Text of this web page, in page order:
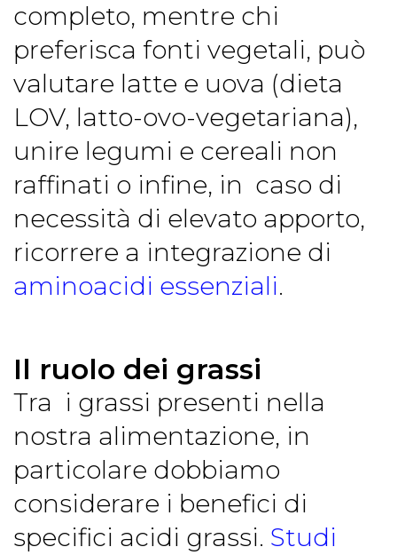
completo, mentre chi
preferisca fonti vegetali, può
valutare latte e uova (dieta
LOV, latto-ovo-vegetariana),
unire legumi e cereali non
raffinati o infine, in caso di
necessità di elevato apporto,
ricorrere a integrazione di
aminoacidi essenziali.
Il ruolo dei grassi
Tra i grassi presenti nella
nostra alimentazione, in
particolare dobbiamo
considerare i benefici di
specifici acidi grassi. Studi